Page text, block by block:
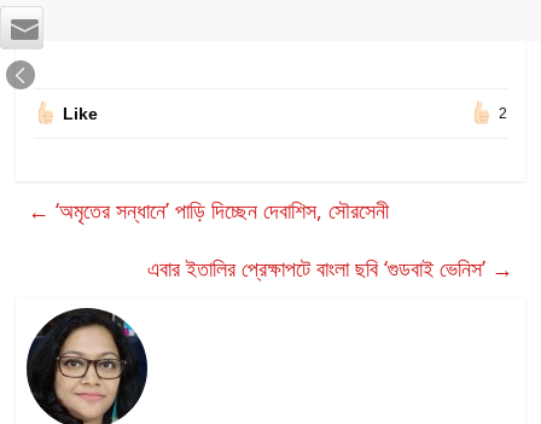
Like 2
← ‘অমৃতের সন্ধানে’ পাড়ি দিচ্ছেন দেবাশিস, সৌরসেনী
এবার ইতালির প্রেক্ষাপটে বাংলা ছবি ‘গুডবাই ভেনিস’ →